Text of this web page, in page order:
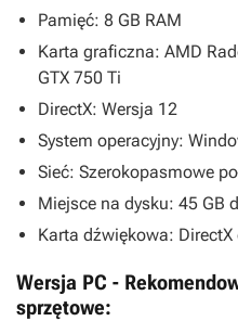
Pamięć: 8 GB RAM
Karta graficzna: AMD
GTX 750 Ti
DirectX: Wersja 12
System operacyjny:
Sieć: Szerokopasmowe
Miejsce na dysku: 45 GB
Karta dźwiękowa:
Wersja PC -
sprzętowe: